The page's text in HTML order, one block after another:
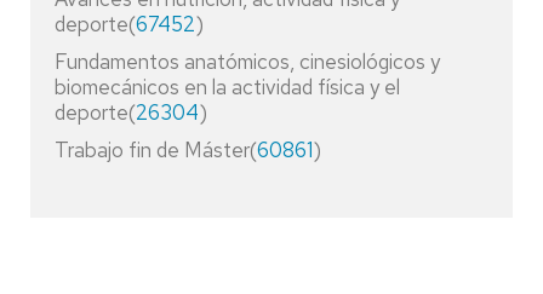
deporte(67452)
Fundamentos anatómicos, cinesiológicos y
biomecánicos en la actividad física y el
deporte(26304)
Trabajo fin de Máster(60861)